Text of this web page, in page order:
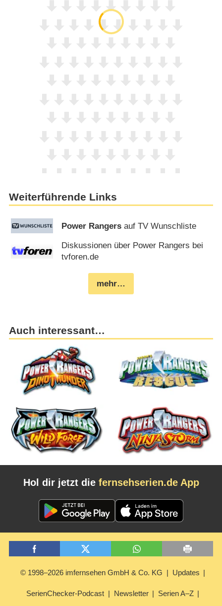
Weiterführende Links
Power Rangers auf TV Wunschliste
Diskussionen über Power Rangers bei
tvforen.de
mehr…
Auch interessant…
Hol dir jetzt die fernsehserien.de App
© 1998–2026 imfernsehen GmbH & Co. KG Updates
SerienChecker-Podcast Newsletter Serien A–Z